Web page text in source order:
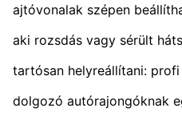
ajtóvonalak szépen
aki rozsdás vagy sérült
tartósan helyreállítani:
dolgozó autórajongóknak